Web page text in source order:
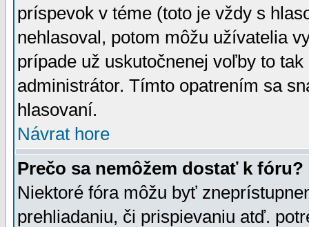
príspevok v téme (toto je vždy s
nehlasoval, potom môžu užívatelia
prípade už uskutočnenej voľby to
administrátor. Tímto opatrením sa
hlasovaní.
Návrat hore
Prečo sa nemôžem dostať k fóru?
Niektoré fóra môžu byť
prehliadaniu, či prispievaniu atď.